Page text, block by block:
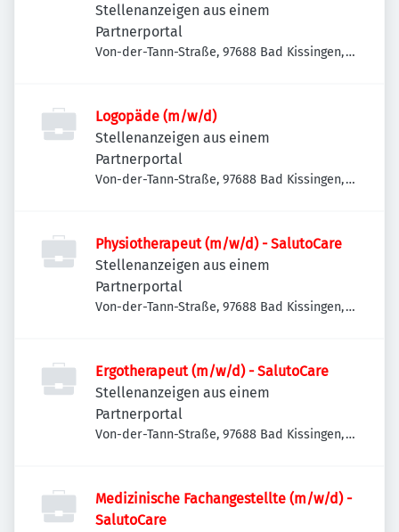
Stellenanzeigen aus einem
Partnerportal
Von-der-Tann-Straße, 97688 Bad Kissingen,
Logopäde (m/w/d)
Stellenanzeigen aus einem
Partnerportal
Von-der-Tann-Straße, 97688 Bad Kissingen,
Physiotherapeut (m/w/d) - SalutoCare
Stellenanzeigen aus einem
Partnerportal
Von-der-Tann-Straße, 97688 Bad Kissingen,
Ergotherapeut (m/w/d) - SalutoCare
Stellenanzeigen aus einem
Partnerportal
Von-der-Tann-Straße, 97688 Bad Kissingen,
Medizinische Fachangestellte (m/w/d) -
SalutoCare